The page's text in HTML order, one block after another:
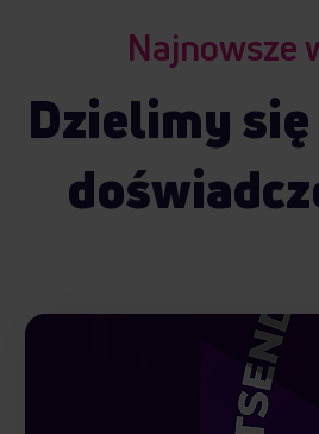
Najnowsze
Dzielimy